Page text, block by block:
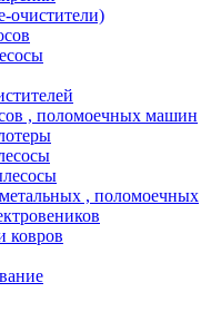
очистители)
, поломоечных машин
, поломоечных
ковров